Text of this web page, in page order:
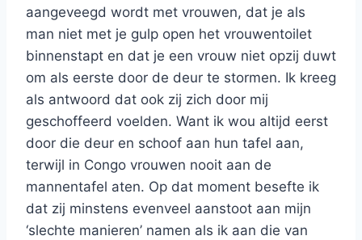
aangeveegd wordt met vrouwen, dat je als
man niet met je gulp open het vrouwentoilet
binnenstapt en dat je een vrouw niet opzij duwt
om als eerste door de deur te stormen. Ik kreeg
als antwoord dat ook zij zich door mij
geschoffeerd voelden. Want ik wou altijd eerst
door die deur en schoof aan hun tafel aan,
terwijl in Congo vrouwen nooit aan de
mannentafel aten. Op dat moment besefte ik
dat zij minstens evenveel aanstoot aan mijn
‘slechte manieren’ namen als ik aan die van